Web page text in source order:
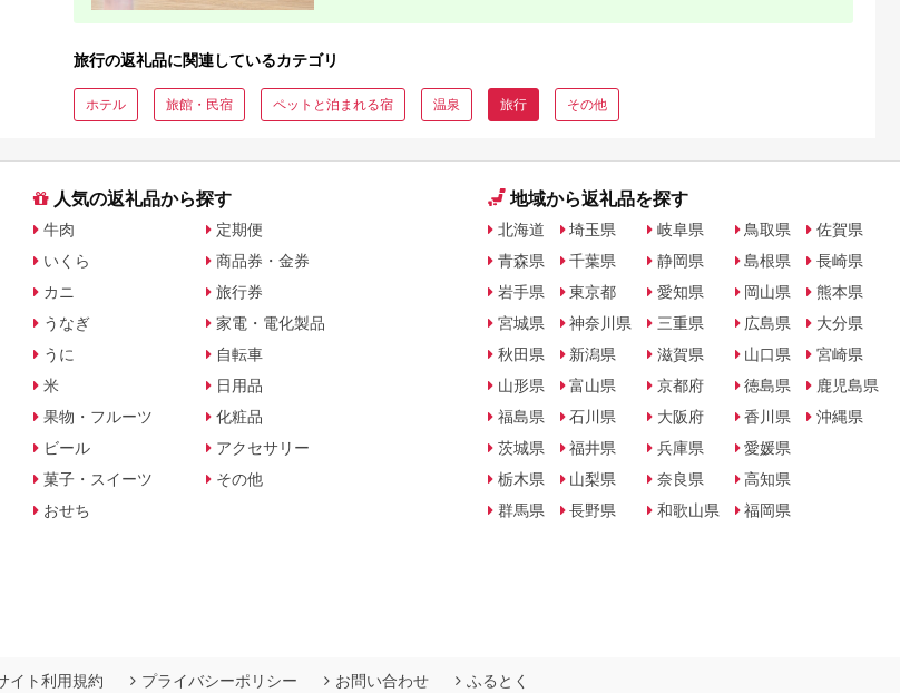
旅行の返礼品に関連しているカテゴリ
ホテル 旅館・民宿 ペットと泊まれる宿 温泉 旅行 その他
人気の返礼品から探す
牛肉
いくら
カニ
うなぎ
うに
米
果物・フルーツ
ビール
菓子・スイーツ
おせち
定期便
商品券・金券
旅行券
家電・電化製品
自転車
日用品
化粧品
アクセサリー
その他
地域から返礼品を探す
北海道
青森県
岩手県
宮城県
秋田県
山形県
福島県
茨城県
栃木県
群馬県
埼玉県
千葉県
東京都
神奈川県
新潟県
富山県
石川県
福井県
山梨県
長野県
岐阜県
静岡県
愛知県
三重県
滋賀県
京都府
大阪府
兵庫県
奈良県
和歌山県
鳥取県
島根県
岡山県
広島県
山口県
徳島県
香川県
愛媛県
高知県
福岡県
佐賀県
長崎県
熊本県
大分県
宮崎県
鹿児島県
沖縄県
イト利用規約 プライバシーポリシー お問い合わせ ふるとく